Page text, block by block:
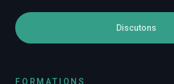
Discutons
FORMATIONS